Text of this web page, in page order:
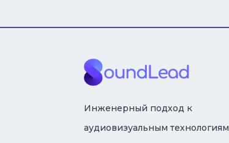
Инженерный подход к
аудиовизуальным технологиям